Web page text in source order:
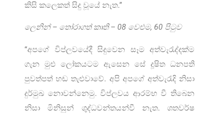
කිසි කලෙකත් සිදු වූයේ නැත.”
ලෙනින් – තෝරාගත් කෘති – 08 වෙළුම, 60 පිටුව
“අපගේ විප්ලවයේදී සිදුවෙන සෑම අත්වැරැද්දක්ම
ගැන මුළු ලෝකයටම ඇසෙන සේ දූෂිත ධනපති
පුවත්පත් හඬ තැළුවාවේ. අපි අපගේ අත්වැරැදි නිසා
දුර්මුඛ නොවන්නෙමු. විප්ලවය ආරම්භ වී තිබෙන
නිසා මිනිසුන් ශුද්ධවන්තයන්වී නැත. ශතවර්ෂ